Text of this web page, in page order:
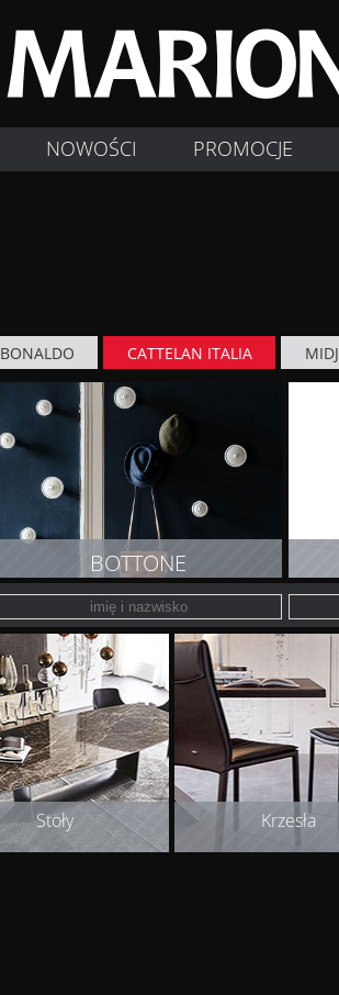
NOWOŚCI PROMOCJE
BONALDO CATTELAN ITALIA MIDJ
BOTTONE
ZOBACZ PRODUKT
Stoły Krzesła